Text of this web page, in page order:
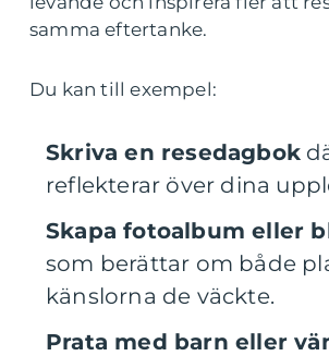
samma eftertanke.
Du kan till exempel:
Skriva en resedagbok
reflekterar över dina
Skapa fotoalbum eller
som berättar om både
känslorna de väckte.
Prata med barn eller